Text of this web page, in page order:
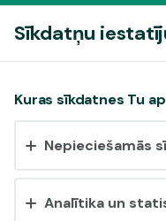
Vai
Šī vietne izmanto
nepieciešamās,
Sīkdatņu
Kuras sīkdatnes Tu
Nepieciešamās
Analītika un